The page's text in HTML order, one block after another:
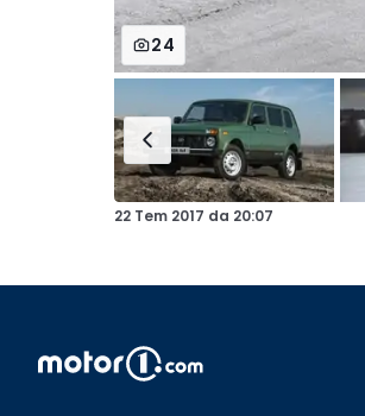
24
22 Tem 2017 da 20:07